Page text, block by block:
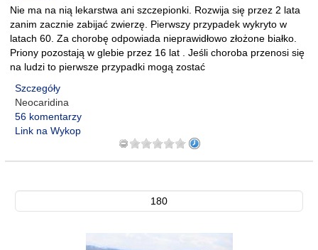
Nie ma na nią lekarstwa ani szczepionki. Rozwija się przez 2 lata
zanim zacznie zabijać zwierzę. Pierwszy przypadek wykryto w
latach 60. Za chorobę odpowiada nieprawidłowo złożone białko.
Priony pozostają w glebie przez 16 lat . Jeśli choroba przenosi się
na ludzi to pierwsze przypadki mogą zostać
Szczegóły
Neocaridina
56 komentarzy
Link na Wykop
180